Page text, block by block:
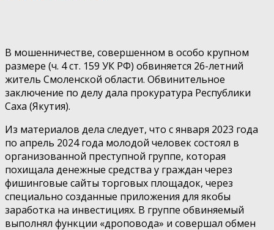
В мошенничестве, совершенном в особо крупном
размере (ч. 4 ст. 159 УК РФ) обвиняется 26-летний
житель Смоленской области. Обвинительное
заключение по делу дала прокуратура Республики
Саха (Якутия).
Из материалов дела следует, что с января 2023 года
по апрель 2024 года молодой человек состоял в
организованной преступной группе, которая
похищала денежные средства у граждан через
фишинговые сайты торговых площадок, через
специально созданные приложения для якобы
заработка на инвестициях. В группе обвиняемый
выполнял функции «дроповода» и совершал обмен